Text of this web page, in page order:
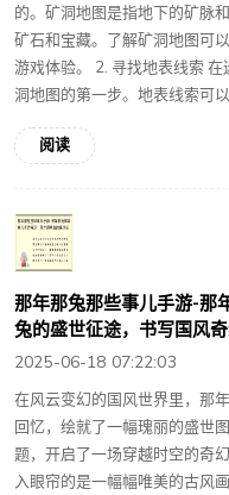
的。矿洞地图是指地下的矿脉
矿石和宝藏。了解矿洞地图可
游戏体验。 2. 寻找地表线索
洞地图的第一步。地表线索可
阅读
那年那兔那些事儿手游-那
兔的盛世征途，书写国风
2025-06-18 07:22:03
在风云变幻的国风世界里，那
回忆，绘就了一幅瑰丽的盛世
题，开启了一场穿越时空的奇
入眼帘的是一幅幅唯美的古风